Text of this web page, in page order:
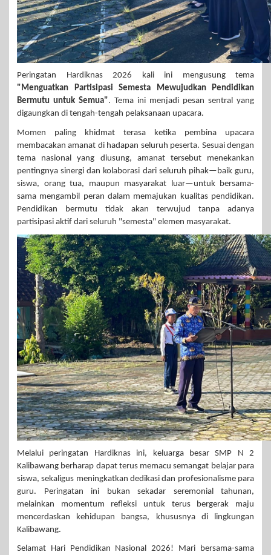
Peringatan Hardiknas 2026 kali ini mengusung tema
"Menguatkan Partisipasi Semesta Mewujudkan Pendidikan
Bermutu untuk Semua". Tema ini menjadi pesan sentral yang
digaungkan di tengah-tengah pelaksanaan upacara.
Momen paling khidmat terasa ketika pembina upacara
membacakan amanat di hadapan seluruh peserta. Sesuai dengan
tema nasional yang diusung, amanat tersebut menekankan
pentingnya sinergi dan kolaborasi dari seluruh pihak—baik guru,
siswa, orang tua, maupun masyarakat luar—untuk bersama-
sama mengambil peran dalam memajukan kualitas pendidikan.
Pendidikan bermutu tidak akan terwujud tanpa adanya
partisipasi aktif dari seluruh "semesta" elemen masyarakat.
Melalui peringatan Hardiknas ini, keluarga besar SMP N 2
Kalibawang berharap dapat terus memacu semangat belajar para
siswa, sekaligus meningkatkan dedikasi dan profesionalisme para
guru. Peringatan ini bukan sekadar seremonial tahunan,
melainkan momentum refleksi untuk terus bergerak maju
mencerdaskan kehidupan bangsa, khususnya di lingkungan
Kalibawang.
Selamat Hari Pendidikan Nasional 2026! Mari bersama-sama